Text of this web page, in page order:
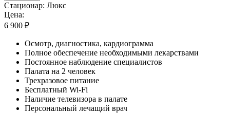
Стационар: Люкс
Цена:
6 900 ₽
Осмотр, диагностика, кардиограмма
Полное обеспечение необходимыми лекарствами
Постоянное наблюдение специалистов
Палата на 2 человек
Трехразовое питание
Бесплатный Wi-Fi
Наличие телевизора в палате
Персональный лечащий врач